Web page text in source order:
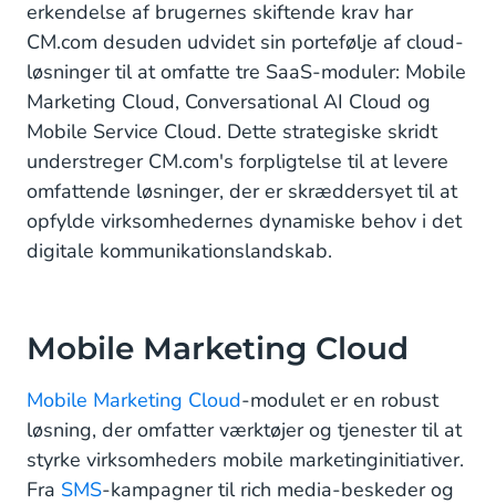
erkendelse af brugernes skiftende krav har
CM.com desuden udvidet sin portefølje af cloud-
løsninger til at omfatte tre SaaS-moduler: Mobile
Marketing Cloud, Conversational AI Cloud og
Mobile Service Cloud. Dette strategiske skridt
understreger CM.com's forpligtelse til at levere
omfattende løsninger, der er skræddersyet til at
opfylde virksomhedernes dynamiske behov i det
digitale kommunikationslandskab.
Mobile Marketing Cloud
Mobile Marketing Cloud-modulet er en robust
løsning, der omfatter værktøjer og tjenester til at
styrke virksomheders mobile marketinginitiativer.
Fra SMS-kampagner til rich media-beskeder og